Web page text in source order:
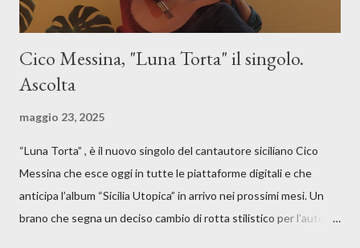
Cico Messina, "Luna Torta" il singolo.
Ascolta
maggio 23, 2025
“Luna Torta” , è il nuovo singolo del cantautore siciliano Cico
Messina che esce oggi in tutte le piattaforme digitali e che
anticipa l’album “Sicilia Utopica” in arrivo nei prossimi mesi. Un
brano che segna un deciso cambio di rotta stilistico per l’autore